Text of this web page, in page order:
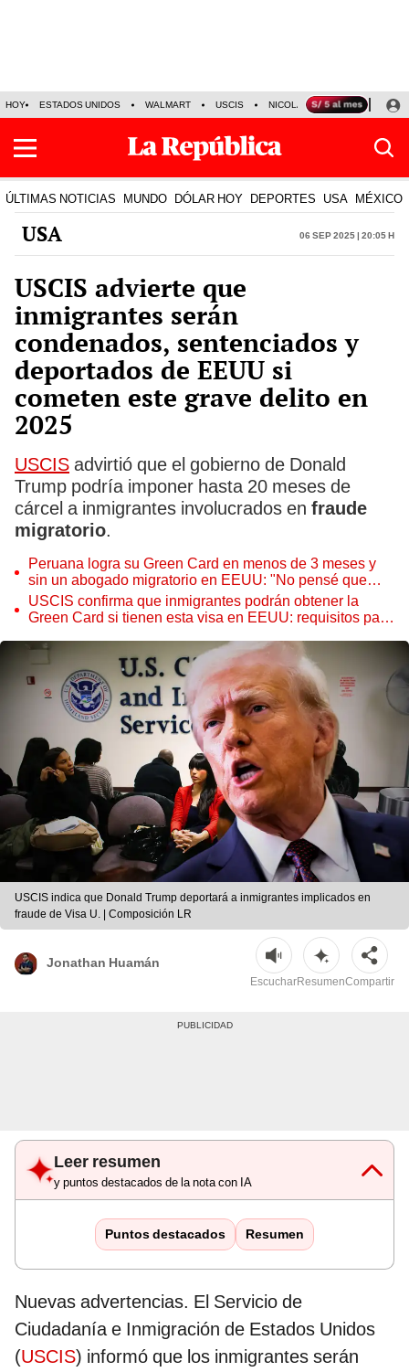
HOY ESTADOS UNIDOS WALMART USCIS NICOLÁS MADURO P-8
ÚLTIMAS NOTICIAS MUNDO DÓLAR HOY DEPORTES USA MÉXICO
USA 06 Sep 2025 | 20:05 h
USCIS advierte que
inmigrantes serán
condenados, sentenciados y
deportados de EEUU si
cometen este grave delito en
2025
USCIS advirtió que el gobierno de Donald
Trump podría imponer hasta 20 meses de
cárcel a inmigrantes involucrados en fraude
migratorio.
Peruana logra su Green Card en menos de 3 meses y
sin un abogado migratorio en EEUU: "No pensé que
sería simple"
USCIS confirma que inmigrantes podrán obtener la
Green Card si tienen esta visa en EEUU: requisitos para
USCIS indica que Donald Trump deportará a inmigrantes implicados en
fraude de Visa U. | Composición LR
Jonathan Huamán
EscucharResumenCompartir
Leer resumen
y puntos destacados de la nota con IA
Puntos destacados Resumen
Nuevas advertencias. El Servicio de
Ciudadanía e Inmigración de Estados Unidos
(USCIS) informó que los inmigrantes serán